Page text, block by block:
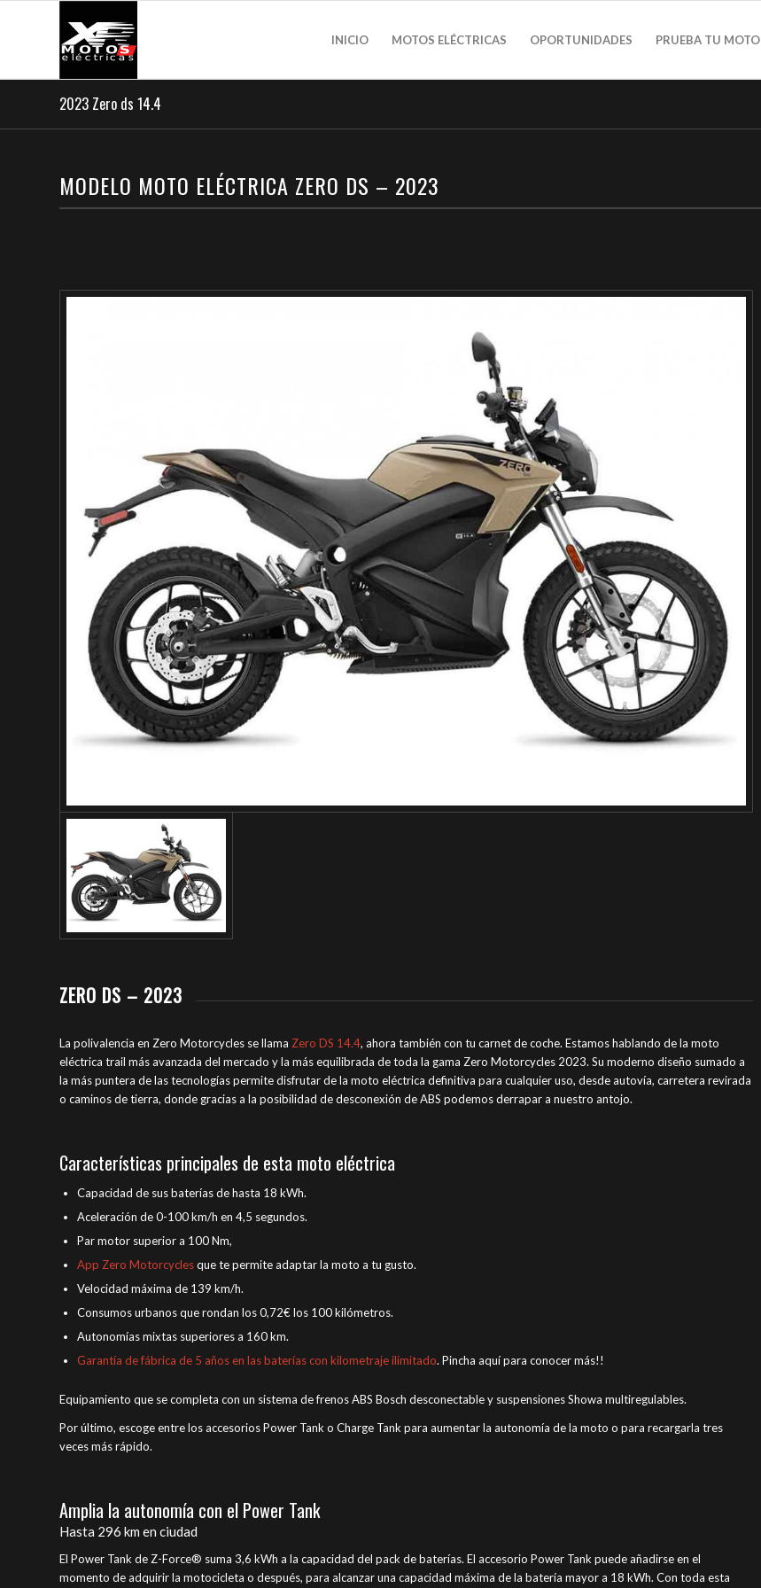
INICIO MOTOS ELÉCTRICAS OPORTUNIDADES PRUEBA TU MOTO
2023 Zero ds 14.4
MODELO MOTO ELÉCTRICA ZERO DS – 2023
ZERO DS – 2023
La polivalencia en Zero Motorcycles se llama Zero DS 14.4, ahora también con tu carnet de coche. Estamos hablando de la moto
eléctrica trail más avanzada del mercado y la más equilibrada de toda la gama Zero Motorcycles 2023. Su moderno diseño sumado a
la más puntera de las tecnologías permite disfrutar de la moto eléctrica definitiva para cualquier uso, desde autovía, carretera revirada
o caminos de tierra, donde gracias a la posibilidad de desconexión de ABS podemos derrapar a nuestro antojo.
Características principales de esta moto eléctrica
Capacidad de sus baterías de hasta 18 kWh.
Aceleración de 0-100 km/h en 4,5 segundos.
Par motor superior a 100 Nm,
App Zero Motorcyclesque te permite adaptar la moto a tu gusto.
Velocidad máxima de 139 km/h.
Consumos urbanos que rondan los 0,72€ los 100 kilómetros.
Autonomías mixtas superiores a 160 km.
Garantía de fábrica de 5 años en las baterías con kilometraje ilimitado. Pincha aquí para conocer más!!
Equipamiento que se completa con un sistema de frenos ABS Bosch desconectable y suspensiones Showa multiregulables.
Por último, escoge entre los accesorios Power Tank o Charge Tank para aumentar la autonomía de la moto o para recargarla tres
veces más rápido.
Amplia la autonomía con el Power Tank
Hasta 296 km en ciudad
El Power Tank de Z-Force® suma 3,6 kWh a la capacidad del pack de baterías. El accesorio Power Tank puede añadirse en el
momento de adquirir la motocicleta o después, para alcanzar una capacidad máxima de la batería mayor a 18 kWh. Con toda esta